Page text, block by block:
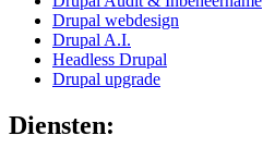
Drupal webdesign
Drupal A.I.
Headless Drupal
Drupal upgrade
Diensten: